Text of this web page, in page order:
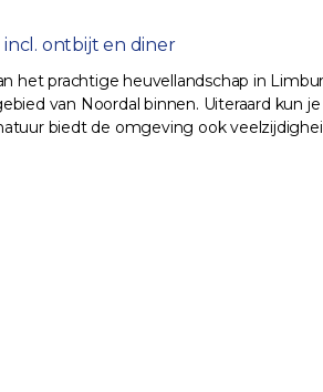
ontbijt en diner
het prachtige heuvellandschap in
van Noordal binnen. Uiteraard kun
biedt de omgeving ook